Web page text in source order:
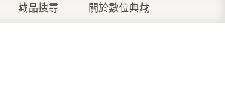
藏品搜尋 關於數位典藏